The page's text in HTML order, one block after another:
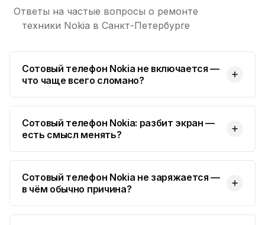
Ответы на частые вопросы о ремонте
техники Nokia в Санкт-Петербурге
Сотовый телефон Nokia не включается —
что чаще всего сломано?
Сотовый телефон Nokia: разбит экран —
есть смысл менять?
Сотовый телефон Nokia не заряжается —
в чём обычно причина?